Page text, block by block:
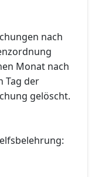
nach
Monat nach
Tag der
gelöscht.